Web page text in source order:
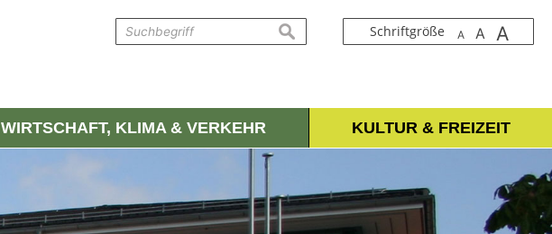
Schriftgröße A A A
suchen
WIRTSCHAFT, KLIMA & VERKEHR KULTUR & FREIZEIT